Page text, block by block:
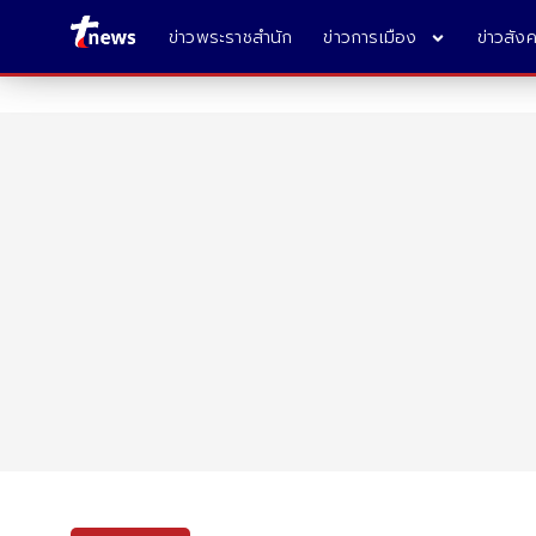
ข่าวพระราชสำนัก ข่าวการเมือง ข่าวสัง